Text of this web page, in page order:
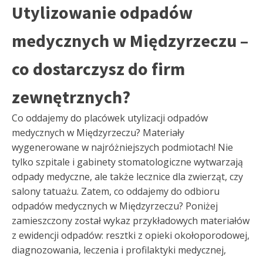
Utylizowanie odpadów
medycznych w Międzyrzeczu –
co dostarczysz do firm
zewnętrznych?
Co oddajemy do placówek utylizacji odpadów
medycznych w Międzyrzeczu? Materiały
wygenerowane w najróżniejszych podmiotach! Nie
tylko szpitale i gabinety stomatologiczne wytwarzają
odpady medyczne, ale także lecznice dla zwierząt, czy
salony tatuażu. Zatem, co oddajemy do odbioru
odpadów medycznych w Międzyrzeczu? Poniżej
zamieszczony został wykaz przykładowych materiałów
z ewidencji odpadów: resztki z opieki okołoporodowej,
diagnozowania, leczenia i profilaktyki medycznej,